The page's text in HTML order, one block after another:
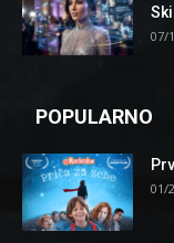
07/
POPULARNO
01/